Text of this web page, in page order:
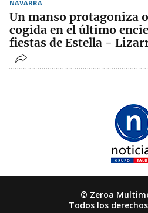
NAVARRA
Un manso protagoniza
cogida en el último
fiestas de Estella -
© Zeroa
Todos los